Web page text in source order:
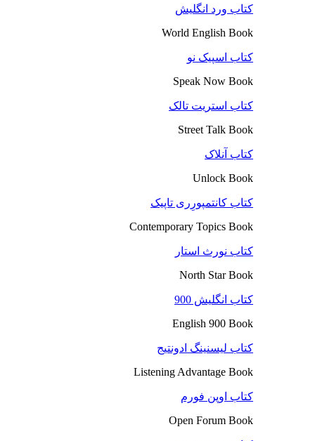
کتاب ورد انگلیش
World English Book
کتاب اسپیک نو
Speak Now Book
کتاب استریت تالک
Street Talk Book
کتاب آنلاک
Unlock Book
کتاب کانتمپورِری تاپیک
Contemporary Topics Book
کتاب نورث استار
North Star Book
کتاب انگلیش 900
English 900 Book
کتاب لیسنینگ ادونتیج
Listening Advantage Book
کتاب اوپن فورم
Open Forum Book